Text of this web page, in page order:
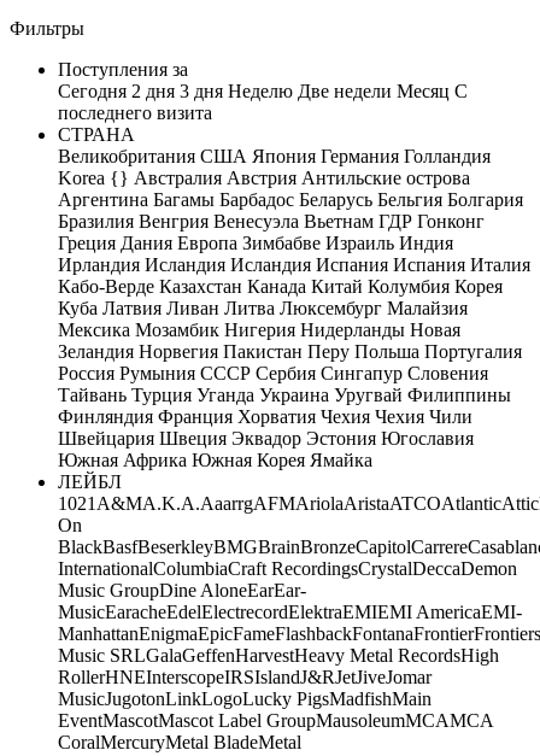
Фильтры
Поступления за
Сегодня 2 дня 3 дня Неделю Две недели Месяц С
последнего визита
СТРАНА
Великобритания США Япония Германия Голландия
Korea {} Австралия Австрия Антильские острова
Аргентина Багамы Барбадос Беларусь Бельгия Болгария
Бразилия Венгрия Венесуэла Вьетнам ГДР Гонконг
Греция Дания Европа Зимбабве Израиль Индия
Ирландия Исландия Исландия Испания Испания Италия
Кабо-Верде Казахстан Канада Китай Колумбия Корея
Куба Латвия Ливан Литва Люксембург Малайзия
Мексика Мозамбик Нигерия Нидерланды Новая
Зеландия Норвегия Пакистан Перу Польша Португалия
Россия Румыния СССР Сербия Сингапур Словения
Тайвань Турция Уганда Украина Уругвай Филиппины
Финляндия Франция Хорватия Чехия Чехия Чили
Швейцария Швеция Эквадор Эстония Югославия
Южная Африка Южная Корея Ямайка
ЛЕЙБЛ
1021 A&MA.K.A.AaarrgAFMAriolaAristaATCOAtlanticAttic
On
BlackBasfBeserkleyBMGBrainBronzeCapitolCarrere
InternationalColumbiaCraft RecordingsCrystalDeccaDemon
Music GroupDine AloneEarEar-
MusicEaracheEdelElectrecordElektraEMIEMI AmericaEMI-
ManhattanEnigmaEpicFameFlashbackFontanaFrontierFrontiers
Music SRLGalaGeffenHarvestHeavy Metal RecordsHigh
RollerHNEInterscopeIRSIslandJ&RJetJiveJomar
MusicJugotonLinkLogoLucky PigsMadfishMain
EventMascotMascot Label GroupMausoleumMCAMCA
CoralMercuryMetal BladeMetal